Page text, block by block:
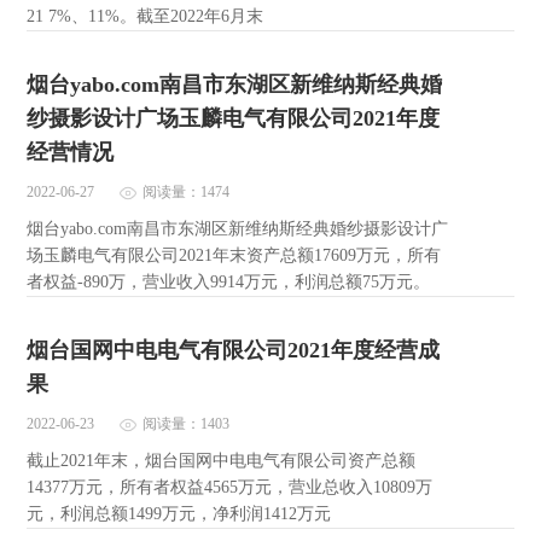
21 7%、11%。截至2022年6月末
烟台yabo.com南昌市东湖区新维纳斯经典婚
纱摄影设计广场玉麟电气有限公司2021年度
经营情况
2022-06-27 阅读量：1474
烟台yabo.com南昌市东湖区新维纳斯经典婚纱摄影设计广
场玉麟电气有限公司2021年末资产总额17609万元，所有
者权益-890万，营业收入9914万元，利润总额75万元。
烟台国网中电电气有限公司2021年度经营成
果
2022-06-23 阅读量：1403
截止2021年末，烟台国网中电电气有限公司资产总额
14377万元，所有者权益4565万元，营业总收入10809万
元，利润总额1499万元，净利润1412万元